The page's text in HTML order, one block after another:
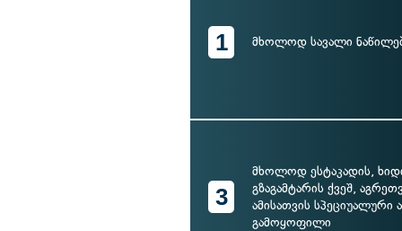
1 მხოლოდ სავალი
3
მხოლოდ ესტაკადის,
გზაგამტარის ქვეშ,
ამისათვის
გამოყოფილი